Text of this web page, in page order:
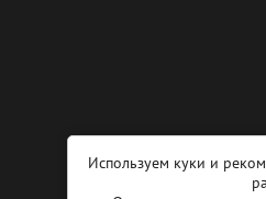
Используем куки и